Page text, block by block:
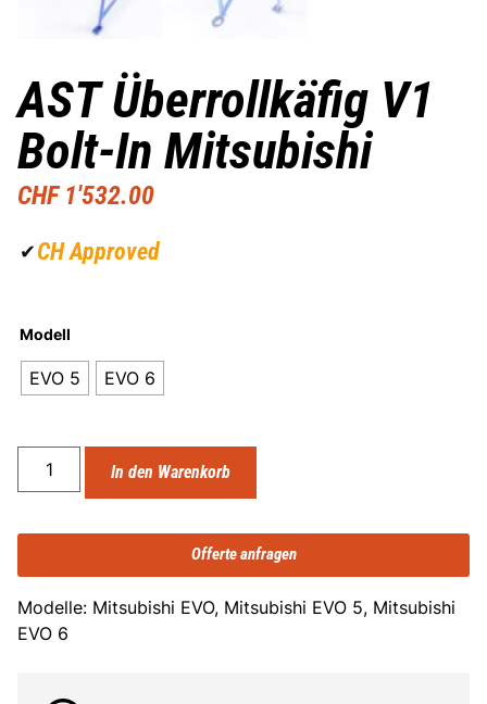
AST Überrollkäfig V1
Bolt-In Mitsubishi
CHF1'532.00
✔CH Approved
Modell
EVO 5 EVO 6
In den Warenkorb
Offerte anfragen
Modelle: Mitsubishi EVO, Mitsubishi EVO 5, Mitsubishi
EVO 6